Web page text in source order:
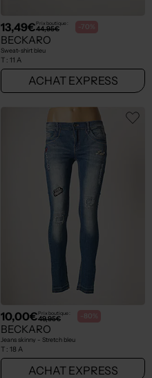
13,49€Prix boutique :
44,95€ -70%
BECKARO
Sweat-shirt bleu
T : 11 A
ACHAT EXPRESS
10,00€Prix boutique :
49,95€ -80%
BECKARO
Jeans skinny - Stretch bleu
T : 18 A
ACHAT EXPRESS